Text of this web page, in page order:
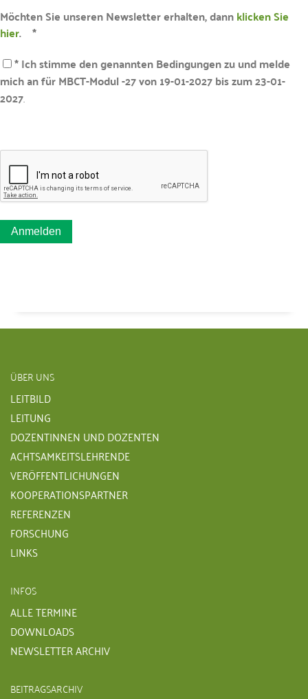
Möchten Sie unseren Newsletter erhalten, dannklicken Sie
hier. *
* Ich stimme den genannten Bedingungen zu und melde
mich an für MBCT-Modul -27 von 19-01-2027 bis zum 23-01-
2027.
ÜBER UNS
LEITBILD
LEITUNG
DOZENTINNEN UND DOZENTEN
ACHTSAMKEITSLEHRENDE
VERÖFFENTLICHUNGEN
KOOPERATIONSPARTNER
REFERENZEN
FORSCHUNG
LINKS
INFOS
ALLE TERMINE
DOWNLOADS
NEWSLETTER ARCHIV
BEITRAGSARCHIV